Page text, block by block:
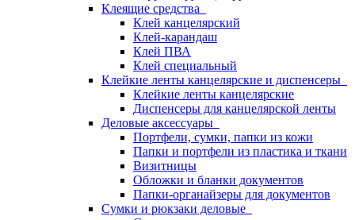
Клеящие средства
Клей канцелярский
Клей-карандаш
Клей ПВА
Клей специальный
Клейкие ленты канцелярские и диспенсеры
Клейкие ленты канцелярские
Диспенсеры для канцелярской ленты
Деловые аксессуары
Портфели, сумки, папки из кожи
Папки и портфели из пластика и ткани
Визитницы
Обложки и бланки документов
Папки-органайзеры для документов
Сумки и рюкзаки деловые